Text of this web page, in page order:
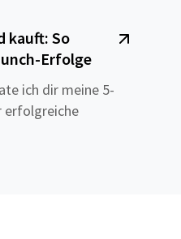
kauft: So
Erfolge
ich dir meine 5-
erfolgreiche